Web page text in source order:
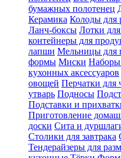
бумажных полотенец
Керамика Колоды для
Ланч-боксы Лотки
контейнеры для
лапши Мельницы для
формы Миски Наборы
кухонных аксессуаров
овощей Перчатки для
утварь Подносы
Подставки и
Приготовление
доски Сита и
Столики для завтрака
Тендерайзеры для